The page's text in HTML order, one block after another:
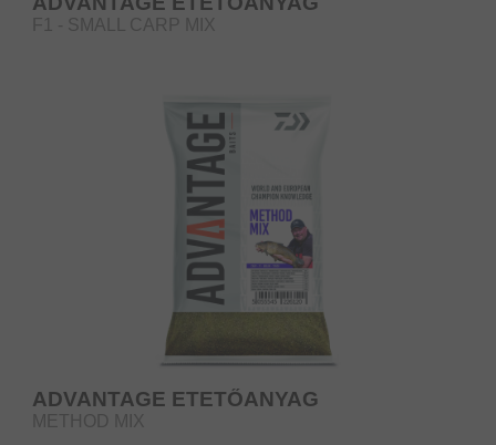
F1 - SMALL CARP MIX
ADVANTAGE ETETŐANYAG
METHOD MIX